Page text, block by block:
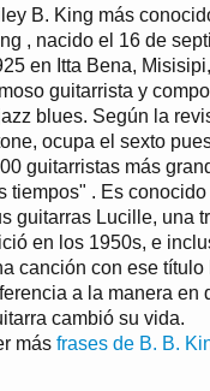
B. King más
, nacido el 16 de
en Itta Bena,
guitarrista y
blues. Según la
ocupa el sexto
guitarristas más
tiempos" . Es
guitarras Lucille, una
en los 1950s, e
canción con ese título
a la manera en
cambió su vida.
más frases de B. B.